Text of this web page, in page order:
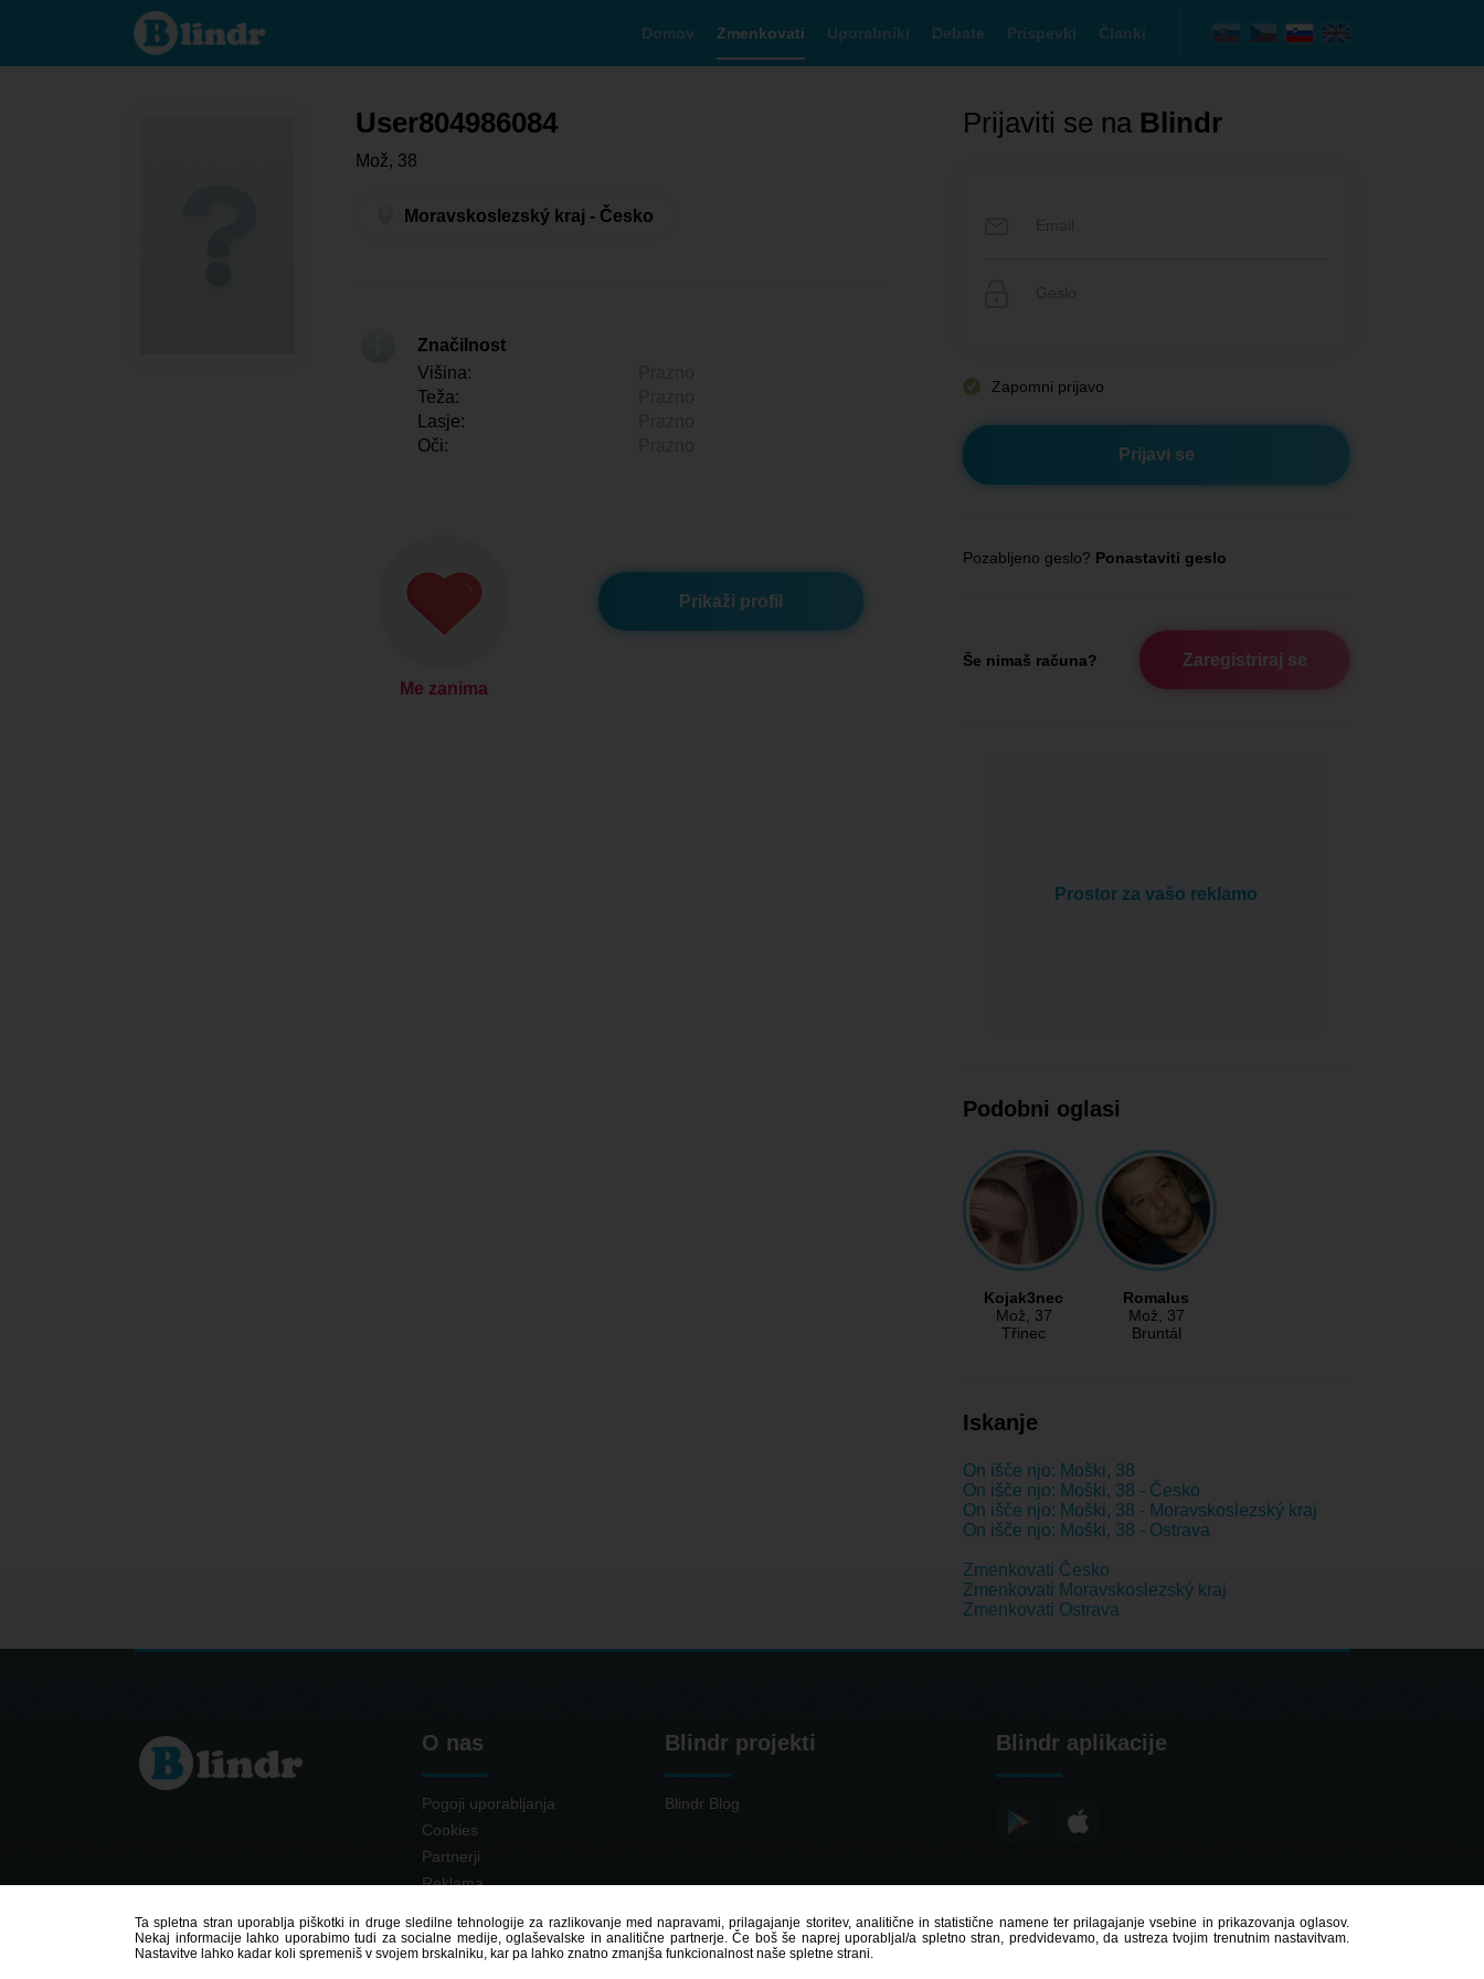
User804986084 -
On išče nekoga
Moravskoslezský
Domov Zmenkovati Uporabniki Debate Prispevki Članki
User804986084
Mož, 38
Moravskoslezský kraj - Česko
Značilnost
Višina:
Teža:
Lasje:
Oči:
Me zanima
Prikaži profil
Prijaviti se na Blindr
Zapomni prijavo
Pozabljeno geslo? Ponastaviti geslo
Še nimaš računa? Zaregistriraj se
Prostor za vašo reklamo
Podobni oglasi
Kojak3nec
Mož, 37
Třinec
Romalus
Mož, 37
Bruntál
Iskanje
On išče njo: Moški, 38
On išče njo: Moški, 38 - Česko
On išče njo: Moški, 38 - Moravskoslezský kraj
On išče njo: Moški, 38 - Ostrava
Zmenkovati Česko
Zmenkovati Moravskoslezský kraj
Zmenkovati Ostrava
O nas
Pogoji uporabljanja
Cookies
Partnerji
Reklama
Blindr projekti
Blindr Blog
Blindr aplikacije
Ta spletna stran uporablja piškotki in druge sledilne tehnologije za razlikovanje med napravami, prilagajanje storitev, analitične in statistične namene ter prilagajanje vsebine in prikazovanja oglasov.
Nekaj informacije lahko uporabimo tudi za socialne medije, oglaševalske in analitične partnerje. Če boš še naprej uporabljal/a spletno stran, predvidevamo, da ustreza tvojim trenutnim nastavitvam.
Nastavitve lahko kadar koli spremeniš v svojem brskalniku, kar pa lahko znatno zmanjša funkcionalnost naše spletne strani.